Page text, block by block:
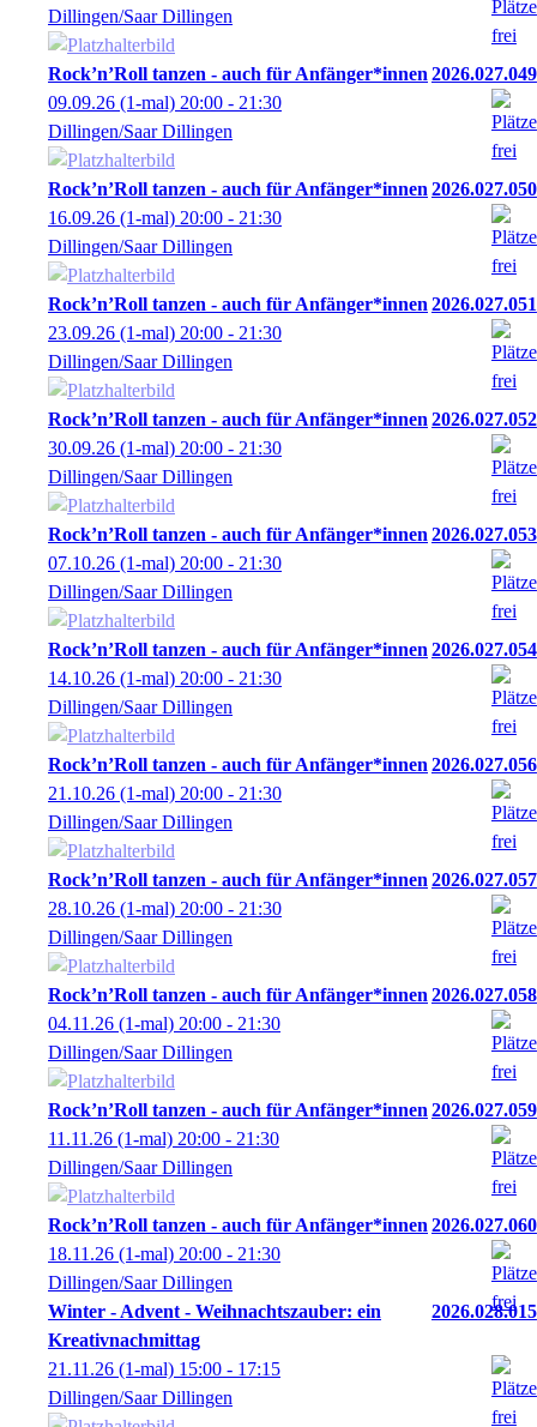
Dillingen/Saar Dillingen
Rock’n’Roll tanzen - auch für Anfänger*innen 2026.027.049
09.09.26 (1-mal) 20:00 - 21:30
Dillingen/Saar Dillingen
Rock’n’Roll tanzen - auch für Anfänger*innen 2026.027.050
16.09.26 (1-mal) 20:00 - 21:30
Dillingen/Saar Dillingen
Rock’n’Roll tanzen - auch für Anfänger*innen 2026.027.051
23.09.26 (1-mal) 20:00 - 21:30
Dillingen/Saar Dillingen
Rock’n’Roll tanzen - auch für Anfänger*innen 2026.027.052
30.09.26 (1-mal) 20:00 - 21:30
Dillingen/Saar Dillingen
Rock’n’Roll tanzen - auch für Anfänger*innen 2026.027.053
07.10.26 (1-mal) 20:00 - 21:30
Dillingen/Saar Dillingen
Rock’n’Roll tanzen - auch für Anfänger*innen 2026.027.054
14.10.26 (1-mal) 20:00 - 21:30
Dillingen/Saar Dillingen
Rock’n’Roll tanzen - auch für Anfänger*innen 2026.027.056
21.10.26 (1-mal) 20:00 - 21:30
Dillingen/Saar Dillingen
Rock’n’Roll tanzen - auch für Anfänger*innen 2026.027.057
28.10.26 (1-mal) 20:00 - 21:30
Dillingen/Saar Dillingen
Rock’n’Roll tanzen - auch für Anfänger*innen 2026.027.058
04.11.26 (1-mal) 20:00 - 21:30
Dillingen/Saar Dillingen
Rock’n’Roll tanzen - auch für Anfänger*innen 2026.027.059
11.11.26 (1-mal) 20:00 - 21:30
Dillingen/Saar Dillingen
Rock’n’Roll tanzen - auch für Anfänger*innen 2026.027.060
18.11.26 (1-mal) 20:00 - 21:30
Dillingen/Saar Dillingen
Winter - Advent - Weihnachtszauber: ein
Kreativnachmittag
2026.028.015
21.11.26 (1-mal) 15:00 - 17:15
Dillingen/Saar Dillingen